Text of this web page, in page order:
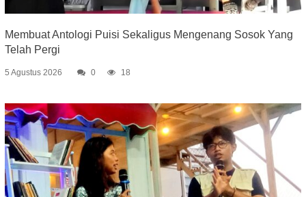
Membuat Antologi Puisi Sekaligus Mengenang Sosok Yang
Telah Pergi
5 Agustus 2026 0 18